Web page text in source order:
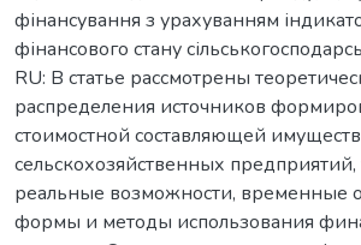
фінансування з урахуванням
фінансового стану
RU: В статье рассмотрены
распределения источников
стоимостной составляющей
сельскохозяйственных предприятий,
реальные возможности, временные
формы и методы использования